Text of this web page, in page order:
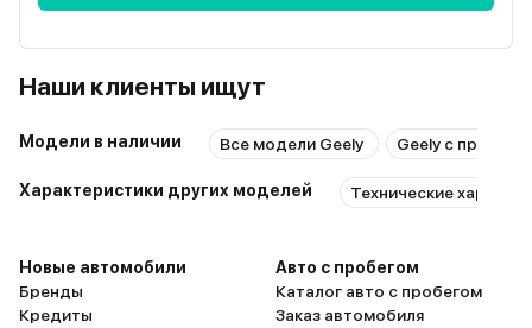
Наши клиенты ищут
Модели в наличии Все модели Geely Geely с
Характеристики других моделей Технические
Новые автомобили
Бренды
Кредиты
Авто с пробегом
Каталог авто с пробегом
Заказ автомобиля